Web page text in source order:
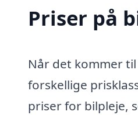
Priser på
Når det kommer til
forskellige
priser for bilpleje,